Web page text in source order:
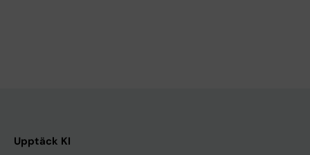
Upptäck KI